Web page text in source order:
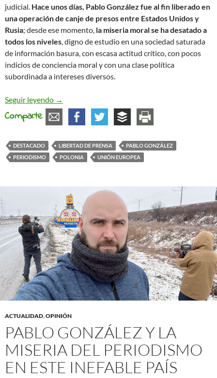
judicial. Hace unos días, Pablo González fue al fin liberado en
una operación de canje de presos entre Estados Unidos y
Rusia; desde ese momento, la miseria moral se ha desatado a
todos los niveles, digno de estudio en una sociedad saturada
de información basura, con escasa actitud crítico, con pocos
indicios de conciencia moral y con una clase política
subordinada a intereses diversos.
Seguir leyendo Miseria moral (definitivamente)
→
Comparte
DESTACADO LIBERTAD DE PRENSA
PABLO GONZÁLEZ
PERIODISMO
POLONIA UNIÓN EUROPEA
ACTUALIDAD,OPINIÓN
PABLO GONZÁLEZ Y LA
MISERIA DEL PERIODISMO
EN ESTE INEFABLE PAÍS